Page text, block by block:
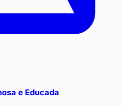
e Educada